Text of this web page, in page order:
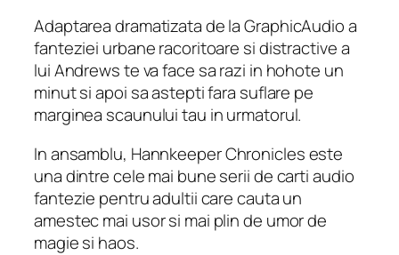
Adaptarea dramatizata de la GraphicAudio a
fanteziei urbane racoritoare si distractive a
lui Andrews te va face sa razi in hohote un
minut si apoi sa astepti fara suflare pe
marginea scaunului tau in urmatorul.
In ansamblu, Hannkeeper Chronicleseste
una dintre cele mai bune serii de carti audio
fantezie pentru adultii care cauta un
amestec mai usor si mai plin de umor de
magie si haos.